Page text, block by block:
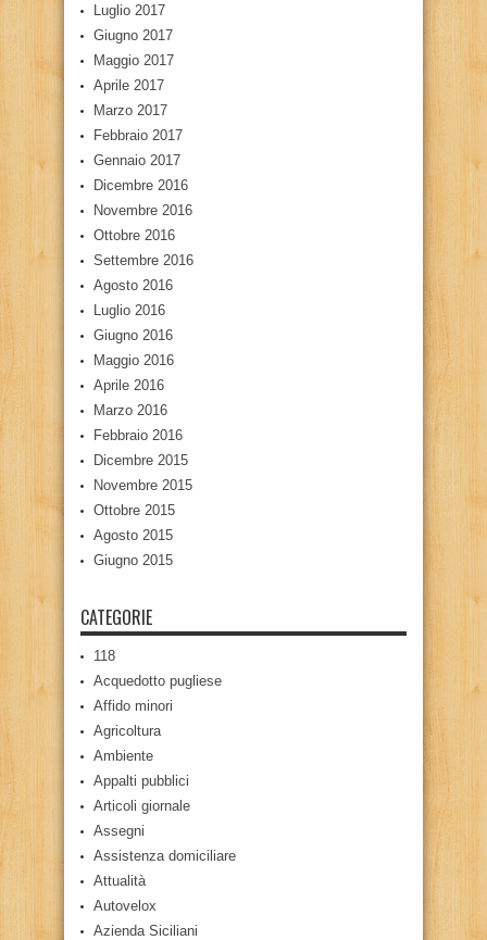
Luglio 2017
Giugno 2017
Maggio 2017
Aprile 2017
Marzo 2017
Febbraio 2017
Gennaio 2017
Dicembre 2016
Novembre 2016
Ottobre 2016
Settembre 2016
Agosto 2016
Luglio 2016
Giugno 2016
Maggio 2016
Aprile 2016
Marzo 2016
Febbraio 2016
Dicembre 2015
Novembre 2015
Ottobre 2015
Agosto 2015
Giugno 2015
CATEGORIE
118
Acquedotto pugliese
Affido minori
Agricoltura
Ambiente
Appalti pubblici
Articoli giornale
Assegni
Assistenza domiciliare
Attualità
Autovelox
Azienda Siciliani